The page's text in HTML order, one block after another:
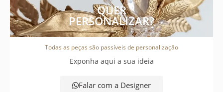
QUER
PERSONALIZAR?
Todas as peças são passíveis de personalização
Exponha aqui a sua ideia
Falar com a Designer